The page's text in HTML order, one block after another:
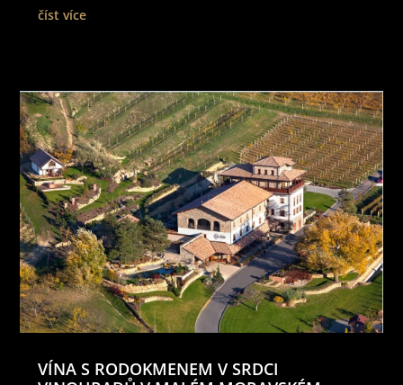
číst více
VÍNA S RODOKMENEM V SRDCI